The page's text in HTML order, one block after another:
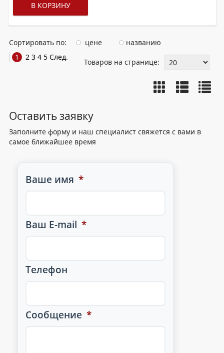
В КОРЗИНУ
Сортировать по: цене
названию
1
2 3 4 5 След.
Товаров на странице:
Оставить заявку
Заполните форму и наш специалист свяжется с вами в
самое ближайшее время
Ваше имя *
Ваш E-mail *
Телефон
Сообщение *